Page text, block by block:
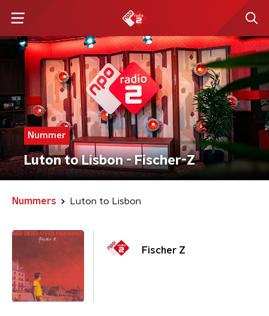
Nummer
Luton to Lisbon - Fischer-Z
Nummers Luton to Lisbon
Fischer Z